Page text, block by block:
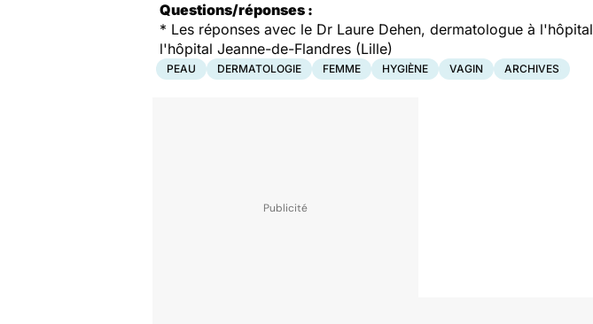
Questions/réponses :
* Les réponses avec le Dr Laure Dehen, dermatologue à
l'hôpital Jeanne-de-Flandres (Lille)
PEAU DERMATOLOGIE FEMME HYGIÈNE VAGIN ARCHIVES